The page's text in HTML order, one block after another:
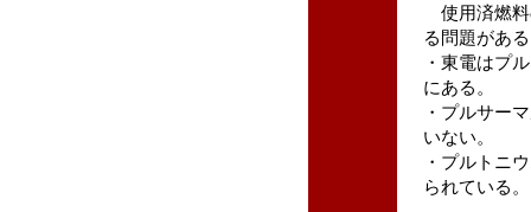
使用済燃料
る問題があ
・東電はプ
にある。
・プルサー
いない。
・プルトニ
られている。